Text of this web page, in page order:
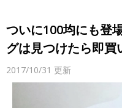
ついに100均にも登
グは見つけたら即
2017/10/31 更新